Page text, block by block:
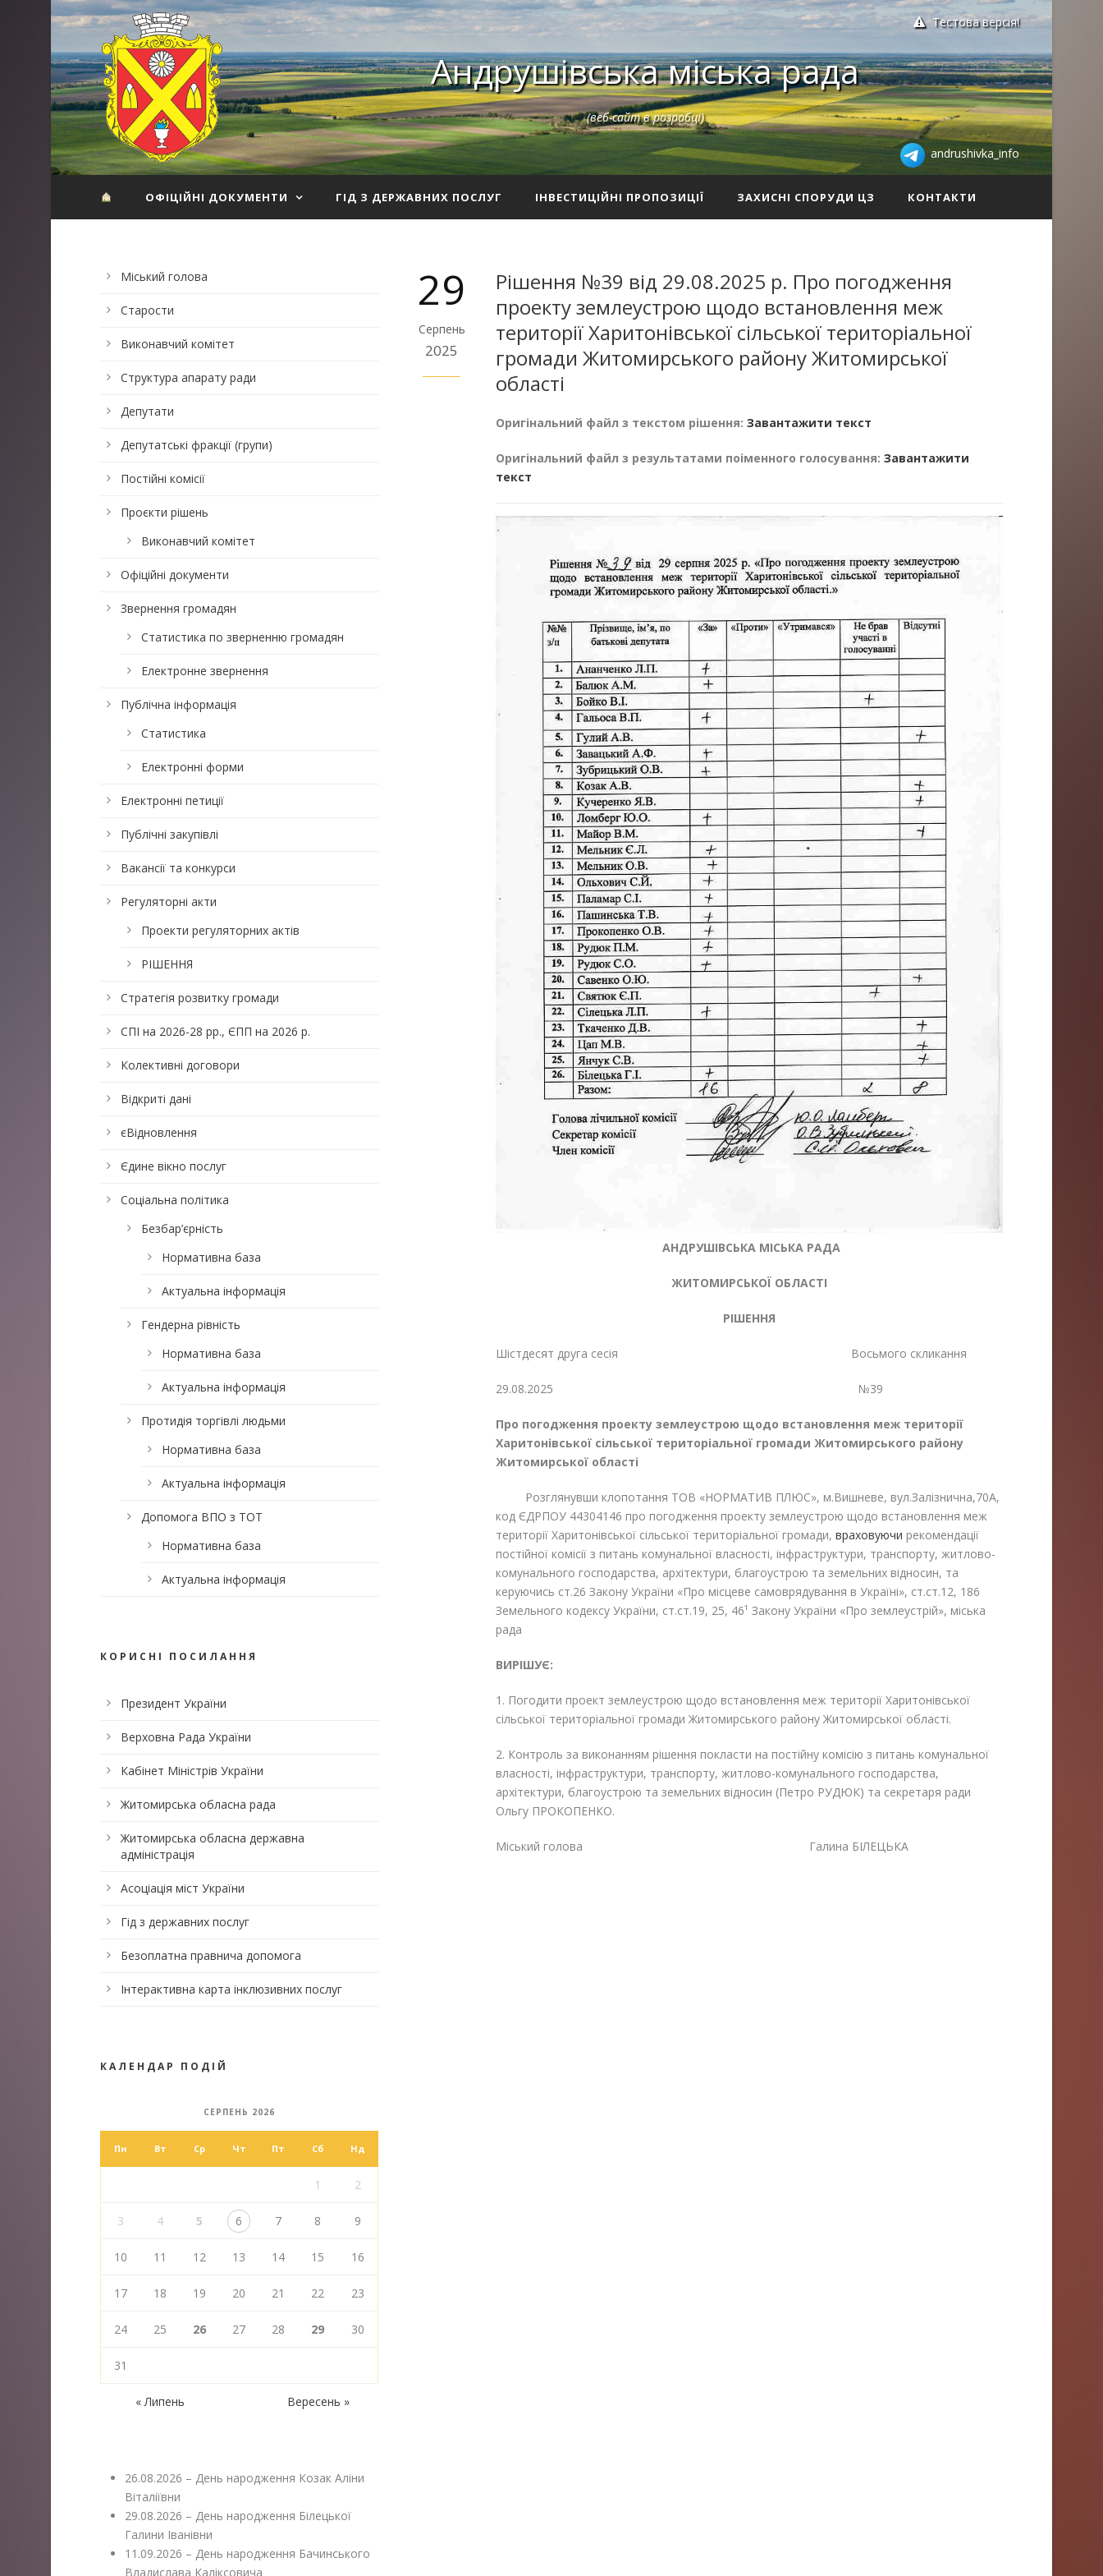
Тестова версія!
Андрушівська міська рада
(веб-сайт в розробці)
andrushivka_info
ОФІЦІЙНІ ДОКУМЕНТИ ГІД З ДЕРЖАВНИХ ПОСЛУГ ІНВЕСТИЦІЙНІ ПРОПОЗИЦІЇ ЗАХИСНІ СПОРУДИ ЦЗ КОНТАКТИ
29
Серпень
2025
Рішення №39 від 29.08.2025 р. Про погодження
проекту землеустрою щодо встановлення меж
території Харитонівської сільської територіальної
громади Житомирського району Житомирської
області
Оригінальний файл з текстом рішення: Завантажити текст
Оригінальний файл з результатами поіменного голосування: Завантажити
текст
АНДРУШІВСЬКА МІСЬКА РАДА
ЖИТОМИРСЬКОЇ ОБЛАСТІ
РІШЕННЯ
Шістдесят друга сесія Восьмого скликання
29.08.2025 №39
Про погодження проекту землеустрою щодо встановлення меж території
Харитонівської сільської територіальної громади Житомирського району
Житомирської області
Розглянувши клопотання ТОВ «НОРМАТИВ ПЛЮС», м.Вишневе, вул.Залізнична,70А,
код ЄДРПОУ 44304146 про погодження проекту землеустрою щодо встановлення меж
території Харитонівської сільської територіальної громади, враховуючи рекомендації
постійної комісії з питань комунальної власності, інфраструктури, транспорту, житлово-
комунального господарства, архітектури, благоустрою та земельних відносин, та
керуючись ст.26 Закону України «Про місцеве самоврядування в Україні», ст.ст.12, 186
Земельного кодексу України, ст.ст.19, 25, 46¹ Закону України «Про землеустрій», міська
рада
ВИРІШУЄ:
1. Погодити проект землеустрою щодо встановлення меж території Харитонівської
сільської територіальної громади Житомирського району Житомирської області.
2. Контроль за виконанням рішення покласти на постійну комісію з питань комунальної
власності, інфраструктури, транспорту, житлово-комунального господарства,
архітектури, благоустрою та земельних відносин (Петро РУДЮК) та секретаря ради
Ольгу ПРОКОПЕНКО.
Міський голова Галина БІЛЕЦЬКА
Міський голова
Старости
Виконавчий комітет
Структура апарату ради
Депутати
Депутатські фракції (групи)
Постійні комісії
Проєкти рішень
Виконавчий комітет
Офіційні документи
Звернення громадян
Статистика по зверненню громадян
Електронне звернення
Публічна інформація
Статистика
Електронні форми
Електронні петиції
Публічні закупівлі
Вакансії та конкурси
Регуляторні акти
Проекти регуляторних актів
РІШЕННЯ
Стратегія розвитку громади
СПІ на 2026-28 рр., ЄПП на 2026 р.
Колективні договори
Відкриті дані
єВідновлення
Єдине вікно послуг
Соціальна політика
Безбар’єрність
Нормативна база
Актуальна інформація
Гендерна рівність
Нормативна база
Актуальна інформація
Протидія торгівлі людьми
Нормативна база
Актуальна інформація
Допомога ВПО з ТОТ
Нормативна база
Актуальна інформація
КОРИСНІ ПОСИЛАННЯ
Президент України
Верховна Рада України
Кабінет Міністрів України
Житомирська обласна рада
Житомирська обласна державна
адміністрація
Асоціація міст України
Гід з державних послуг
Безоплатна правнича допомога
Інтерактивна карта інклюзивних послуг
КАЛЕНДАР ПОДІЙ
СЕРПЕНЬ 2026
Пн Вт Ср Чт Пт Сб Нд
1 2
3 4 5 6 7 8 9
10 11 12 13 14 15 16
17 18 19 20 21 22 23
24 25 26 27 28 29 30
31
« Липень Вересень »
26.08.2026 – День народження Козак Аліни
Віталіївни
29.08.2026 – День народження Білецької
Галини Іванівни
11.09.2026 – День народження Бачинського
Владислава Каліксовича